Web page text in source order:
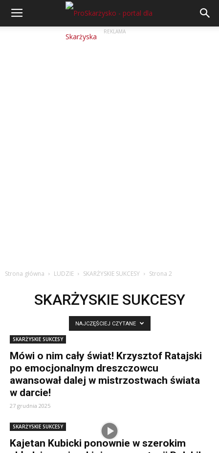
REKLAMA
Strona główna LUDZIE SKARŻYSKIE SUKCESY Strona 2
SKARŻYSKIE SUKCESY
NAJCZĘŚCIEJ CZYTANE
SKARŻYSKIE SUKCESY
Mówi o nim cały świat! Krzysztof Ratajski
po emocjonalnym dreszczowcu
awansował dalej w mistrzostwach świata
w darcie!
27 grudnia 2025
SKARŻYSKIE SUKCESY
Kajetan Kubicki ponownie w szerokim